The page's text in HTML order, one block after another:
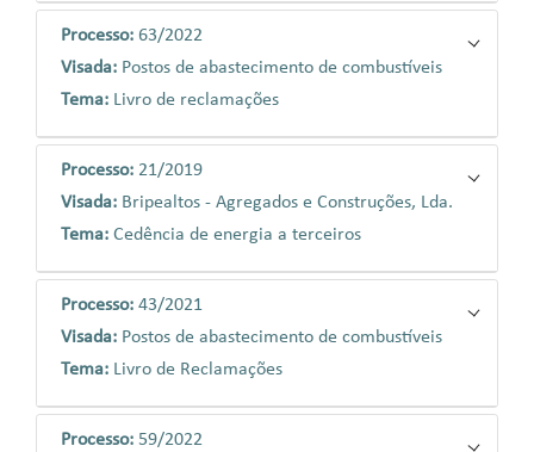
Processo: 63/2022
Visada: Postos de abastecimento de combustíveis
Tema: Livro de reclamações
Processo: 21/2019
Visada: Bripealtos - Agregados e Construções, Lda.
Tema: Cedência de energia a terceiros
Processo: 43/2021
Visada: Postos de abastecimento de combustíveis
Tema: Livro de Reclamações
Processo: 59/2022